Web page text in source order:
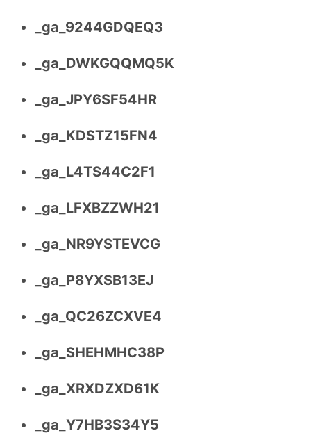
_ga_9244GDQEQ3
_ga_DWKGQQMQ5K
_ga_JPY6SF54HR
_ga_KDSTZ15FN4
_ga_L4TS44C2F1
_ga_LFXBZZWH21
_ga_NR9YSTEVCG
_ga_P8YXSB13EJ
_ga_QC26ZCXVE4
_ga_SHEHMHC38P
_ga_XRXDZXD61K
_ga_Y7HB3S34Y5